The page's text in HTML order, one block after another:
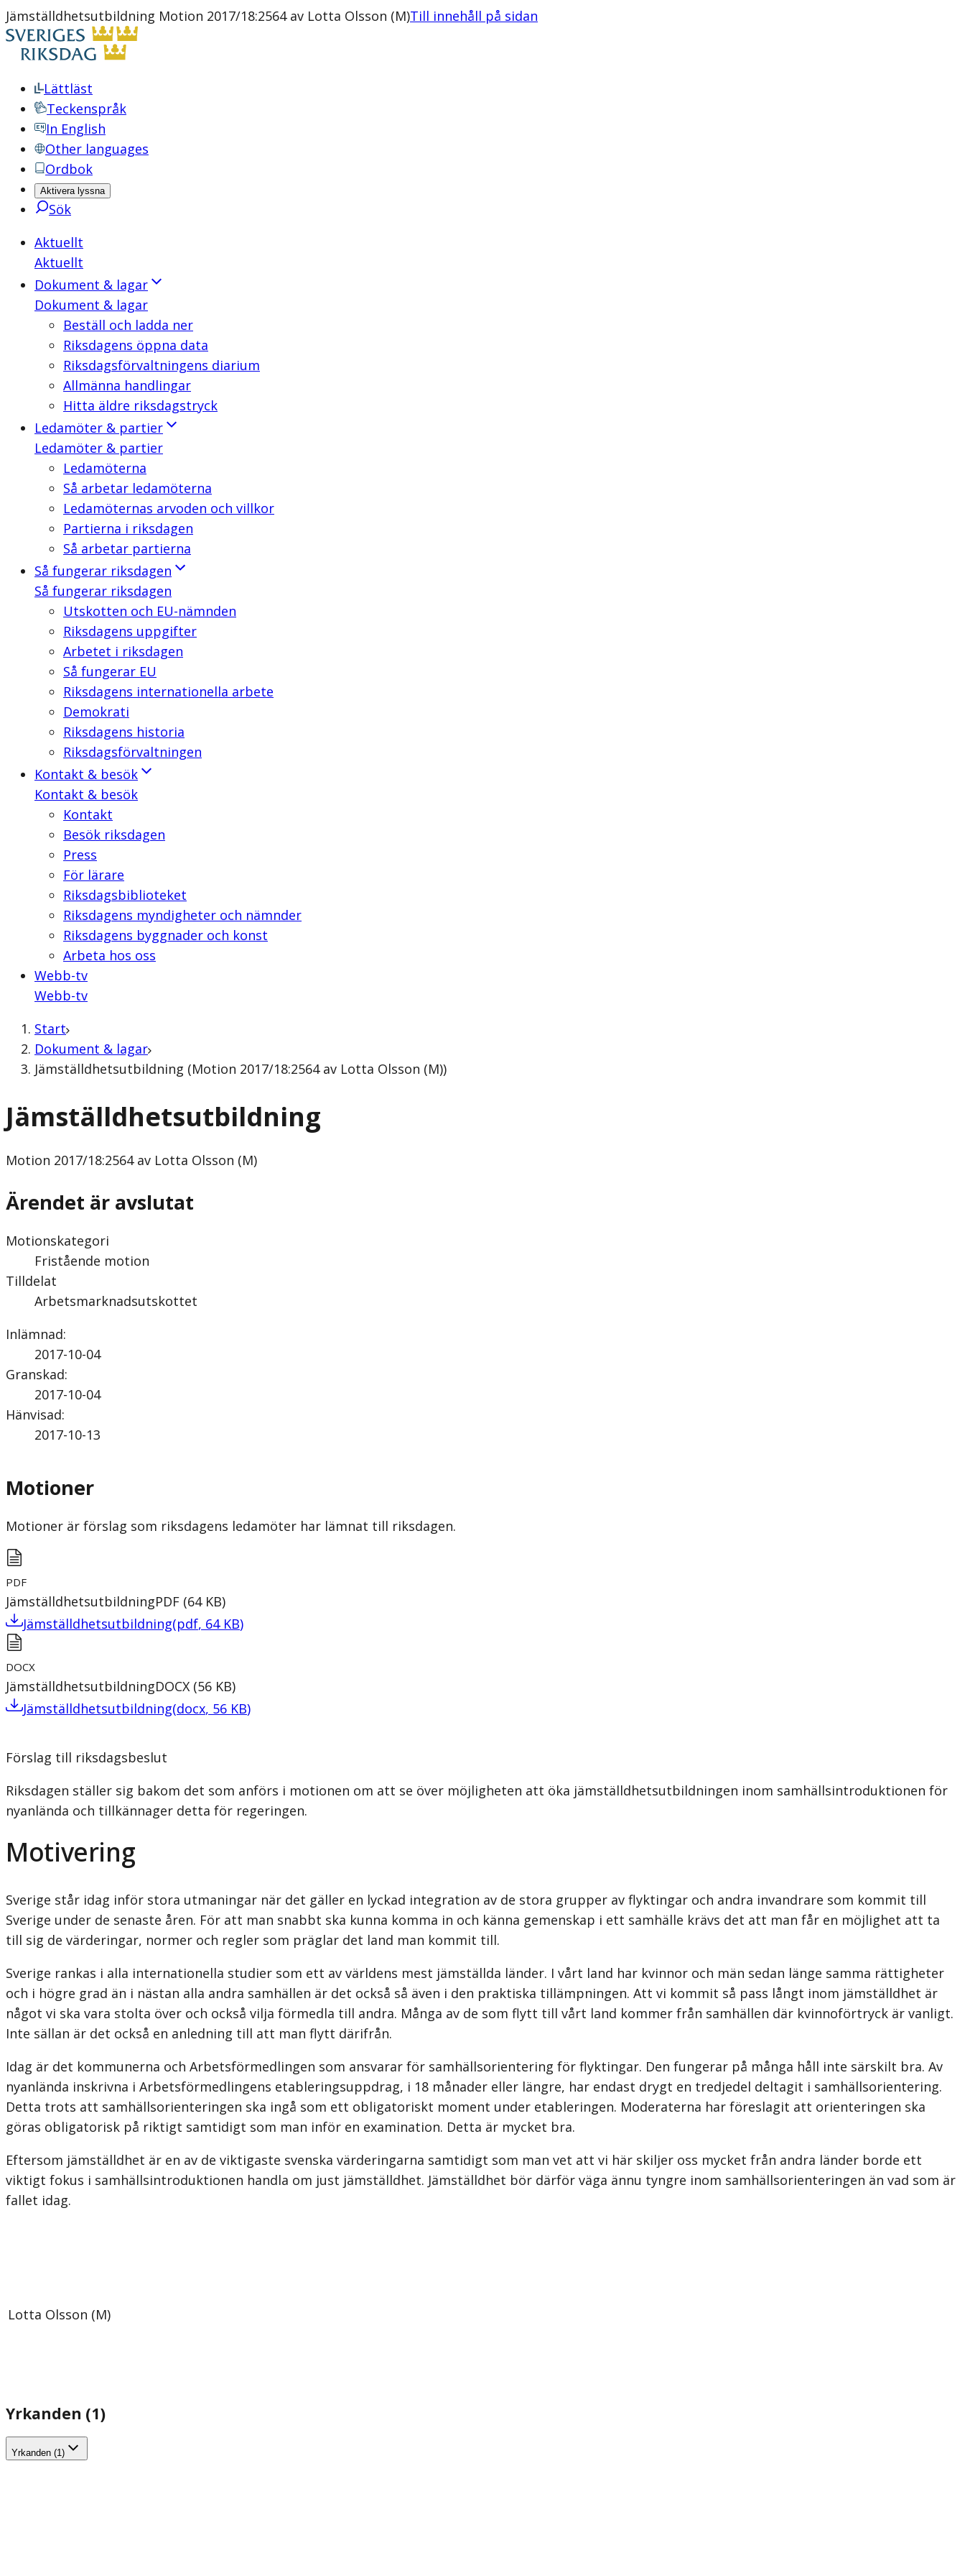
Jämställdhetsutbildning Motion 2017/18:2564 av Lotta Olsson (M)Till innehåll på sidan
Lättläst
Teckenspråk
In English
Other languages
Ordbok
Aktivera lyssna
Sök
Aktuellt
Aktuellt
Dokument & lagar
Dokument & lagar
Beställ och ladda ner
Riksdagens öppna data
Riksdagsförvaltningens diarium
Allmänna handlingar
Hitta äldre riksdagstryck
Ledamöter & partier
Ledamöter & partier
Ledamöterna
Så arbetar ledamöterna
Ledamöternas arvoden och villkor
Partierna i riksdagen
Så arbetar partierna
Så fungerar riksdagen
Så fungerar riksdagen
Utskotten och EU-nämnden
Riksdagens uppgifter
Arbetet i riksdagen
Så fungerar EU
Riksdagens internationella arbete
Demokrati
Riksdagens historia
Riksdagsförvaltningen
Kontakt & besök
Kontakt & besök
Kontakt
Besök riksdagen
Press
För lärare
Riksdagsbiblioteket
Riksdagens myndigheter och nämnder
Riksdagens byggnader och konst
Arbeta hos oss
Webb-tv
Webb-tv
Start
Dokument & lagar
Jämställdhetsutbildning (Motion 2017/18:2564 av Lotta Olsson (M))
Jämställdhetsutbildning
Motion 2017/18:2564 av Lotta Olsson (M)
Ärendet är avslutat
Motionskategori
Fristående motion
Tilldelat
Arbetsmarknadsutskottet
Inlämnad:
2017-10-04
Granskad:
2017-10-04
Hänvisad:
2017-10-13
Motioner
Motioner är förslag som riksdagens ledamöter har lämnat till riksdagen.
PDF
JämställdhetsutbildningPDF (64 KB)
Jämställdhetsutbildning(pdf, 64 KB)
DOCX
JämställdhetsutbildningDOCX (56 KB)
Jämställdhetsutbildning(docx, 56 KB)
Förslag till riksdagsbeslut
Riksdagen ställer sig bakom det som anförs i motionen om att se över möjligheten att öka jämställdhetsutbildningen inom samhällsintroduktionen för
nyanlända och tillkännager detta för regeringen.
Motivering
Sverige står idag inför stora utmaningar när det gäller en lyckad integration av de stora grupper av flyktingar och andra invandrare som kommit till
Sverige under de senaste åren. För att man snabbt ska kunna komma in och känna gemenskap i ett samhälle krävs det att man får en möjlighet att ta
till sig de värderingar, normer och regler som präglar det land man kommit till.
Sverige rankas i alla internationella studier som ett av världens mest jämställda länder. I vårt land har kvinnor och män sedan länge samma rättigheter
och i högre grad än i nästan alla andra samhällen är det också så även i den praktiska tillämpningen. Att vi kommit så pass långt inom jämställdhet är
något vi ska vara stolta över och också vilja förmedla till andra. Många av de som flytt till vårt land kommer från samhällen där kvinnoförtryck är vanligt.
Inte sällan är det också en anledning till att man flytt därifrån.
Idag är det kommunerna och Arbetsförmedlingen som ansvarar för samhällsorien­tering för flyktingar. Den fungerar på många håll inte särskilt bra. Av
nyanlända inskrivna i Arbetsförmedlingens etableringsuppdrag, i 18 månader eller längre, har endast drygt en tredjedel deltagit i samhällsorientering.
Detta trots att samhällsorien­teringen ska ingå som ett obligatoriskt moment under etableringen. Moderaterna har föreslagit att orienteringen ska
göras obligatorisk på riktigt samtidigt som man inför en examination. Detta är mycket bra.
Eftersom jämställdhet är en av de viktigaste svenska värderingarna samtidigt som man vet att vi här skiljer oss mycket från andra länder borde ett
viktigt fokus i samhälls­introduktionen handla om just jämställdhet. Jämställdhet bör därför väga ännu tyngre inom samhällsorienteringen än vad som är
fallet idag.
Lotta Olsson (M)
Yrkanden (1)
Yrkanden (1)